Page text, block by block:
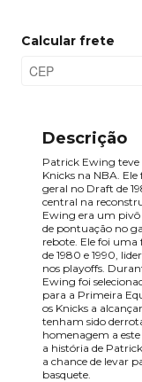
Calcular frete
Descrição
Patrick Ewing teve
Knicks na NBA.
geral no Draft de
central na
Ewing era um
de pontuação no
rebote. Ele foi uma
de 1980 e 1990,
nos playoffs.
Ewing foi
para a Primeira
os Knicks a
tenham sido
homenagem a
a história de
a chance de levar
basquete.